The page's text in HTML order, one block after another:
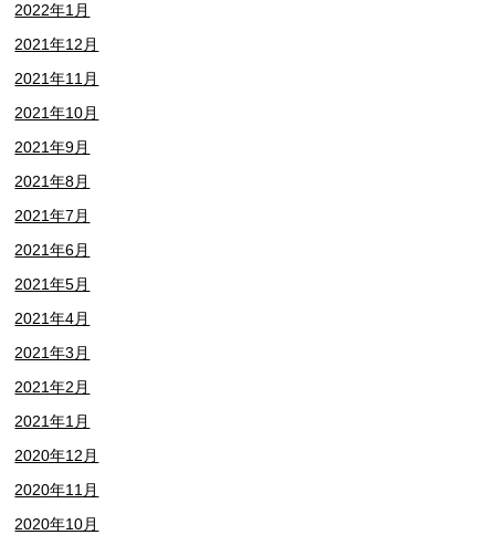
2022年1月
2021年12月
2021年11月
2021年10月
2021年9月
2021年8月
2021年7月
2021年6月
2021年5月
2021年4月
2021年3月
2021年2月
2021年1月
2020年12月
2020年11月
2020年10月